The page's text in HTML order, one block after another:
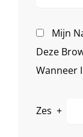
Mijn
Deze
Wanneer
Zes +